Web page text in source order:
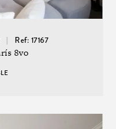
Ref: 17167
8vo